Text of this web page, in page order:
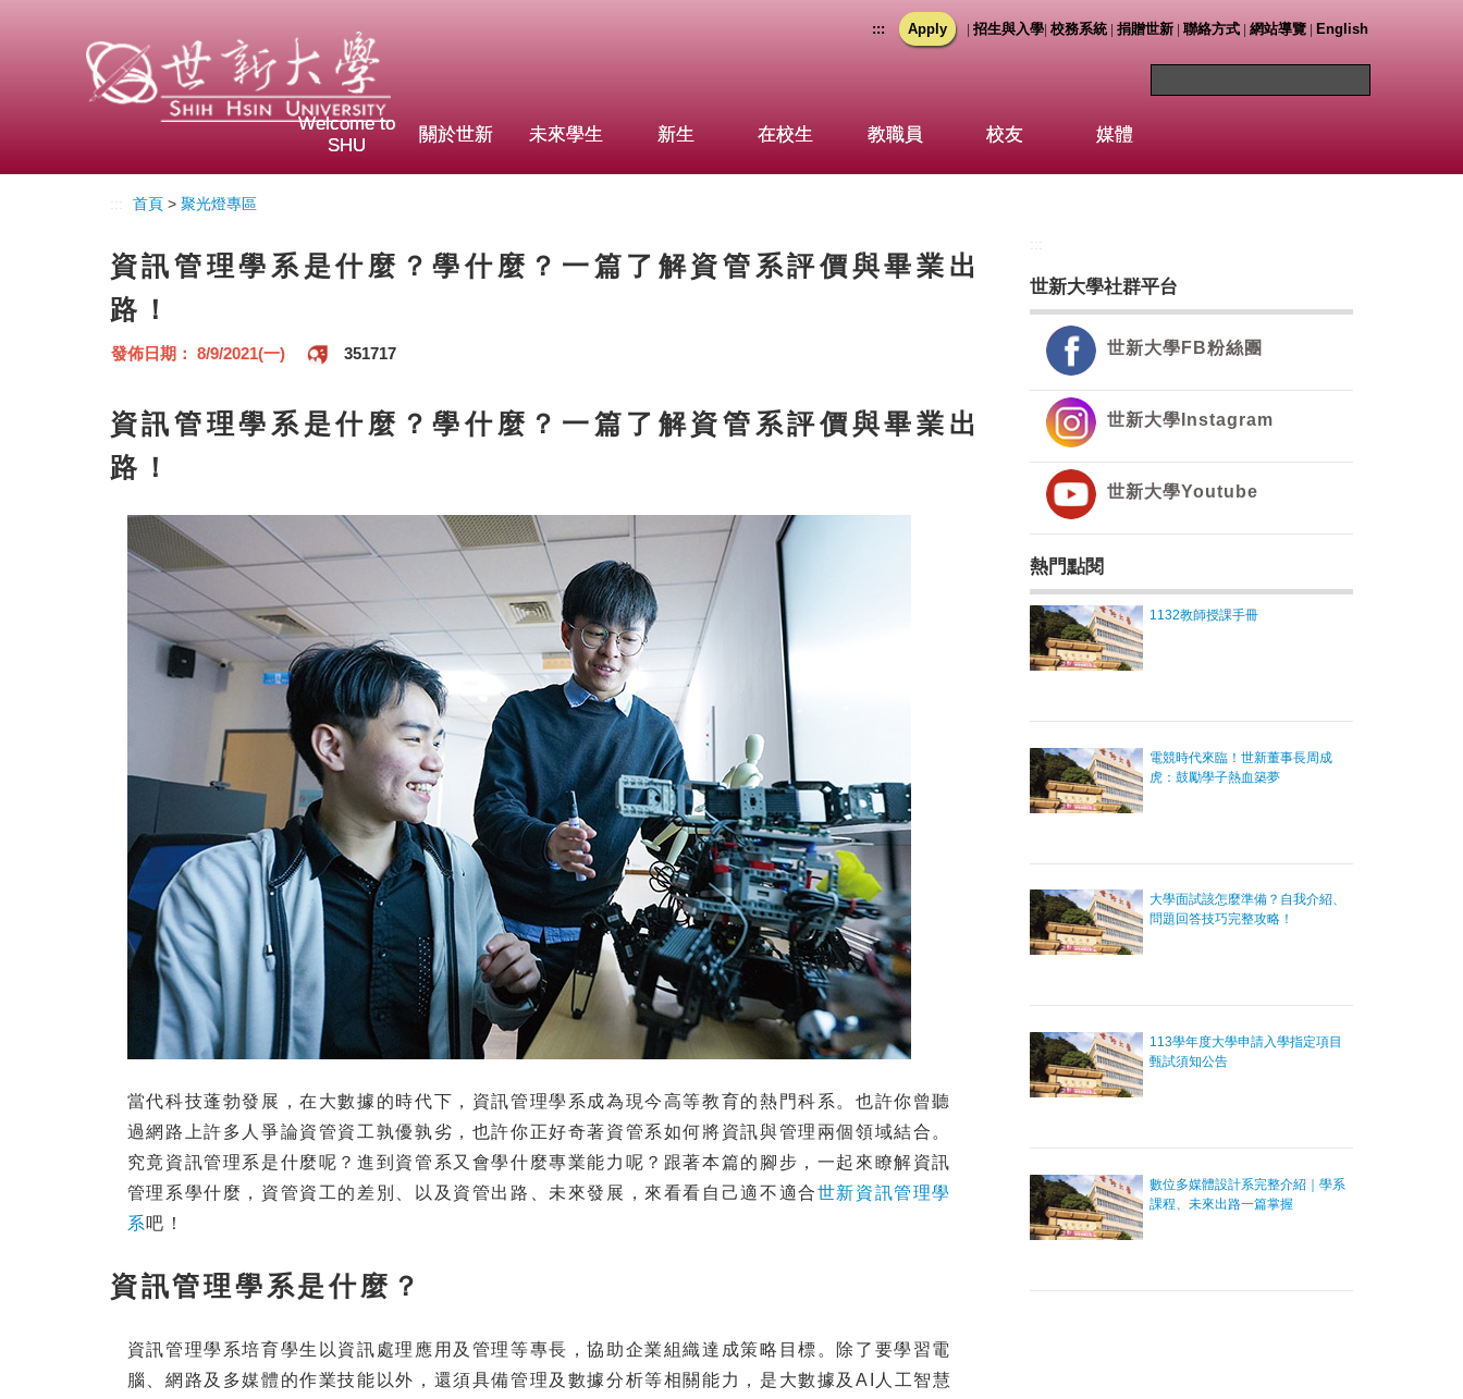
::: Apply 招生與入學| 校務系統| 捐贈世新| 聯絡方式| 網站導覽| English
Welcome to
SHU
關於世新 未來學生 新生 在校生 教職員 校友 媒體
首頁> 聚光燈專區
資訊管理學系是什麼？學什麼？一篇了解資管系評價與畢業出
路！
發佈日期： 8/9/2021(一) 351717
資訊管理學系是什麼？學什麼？一篇了解資管系評價與畢業出
路！
當代科技蓬勃發展，在大數據的時代下，資訊管理學系成為現今高等教育的熱門科系。也許你曾聽
過網路上許多人爭論資管資工孰優孰劣，也許你正好奇著資管系如何將資訊與管理兩個領域結合。
究竟資訊管理系是什麼呢？進到資管系又會學什麼專業能力呢？跟著本篇的腳步，一起來瞭解資訊
管理系學什麼，資管資工的差別、以及資管出路、未來發展，來看看自己適不適合世新資訊管理學
系吧！
資訊管理學系是什麼？
資訊管理學系培育學生以資訊處理應用及管理等專長，協助企業組織達成策略目標。除了要學習電
腦、網路及多媒體的作業技能以外，還須具備管理及數據分析等相關能力，是大數據及AI人工智慧
世新大學社群平台
世新大學FB粉絲團
世新大學Instagram
世新大學Youtube
熱門點閱
1132教師授課手冊
電競時代來臨！世新董事長周成
虎：鼓勵學子熱血築夢
大學面試該怎麼準備？自我介紹、
問題回答技巧完整攻略！
113學年度大學申請入學指定項目
甄試須知公告
數位多媒體設計系完整介紹｜學系
課程、未來出路一篇掌握